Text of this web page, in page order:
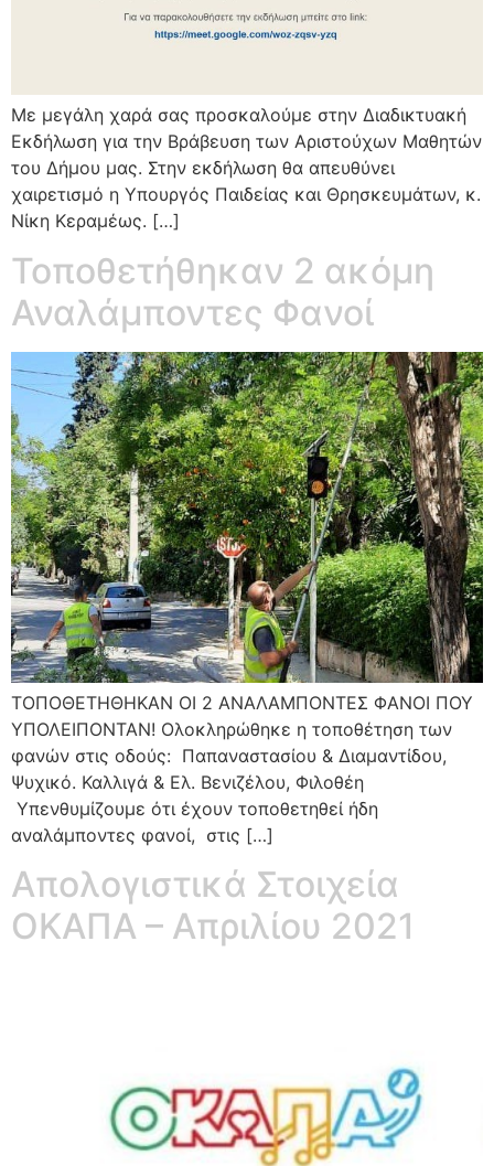
Με μεγάλη χαρά σας προσκαλούμε στην Διαδικτυακή
Εκδήλωση για την Βράβευση των Αριστούχων Μαθητών
του Δήμου μας. Στην εκδήλωση θα απευθύνει
χαιρετισμό η Υπουργός Παιδείας και Θρησκευμάτων, κ.
Νίκη Κεραμέως. […]
Τοποθετήθηκαν 2 ακόμη
Αναλάμποντες Φανοί
ΤΟΠΟΘΕΤΗΘΗΚΑΝ ΟΙ 2 ΑΝΑΛΑΜΠΟΝΤΕΣ ΦΑΝΟΙ ΠΟΥ
ΥΠΟΛΕΙΠΟΝΤΑΝ! Ολοκληρώθηκε η τοποθέτηση των
φανών στις οδούς: Παπαναστασίου & Διαμαντίδου,
Ψυχικό. Καλλιγά & Ελ. Βενιζέλου, Φιλοθέη
Υπενθυμίζουμε ότι έχουν τοποθετηθεί ήδη
αναλάμποντες φανοί, στις […]
Απολογιστικά Στοιχεία
ΟΚΑΠΑ – Απριλίου 2021